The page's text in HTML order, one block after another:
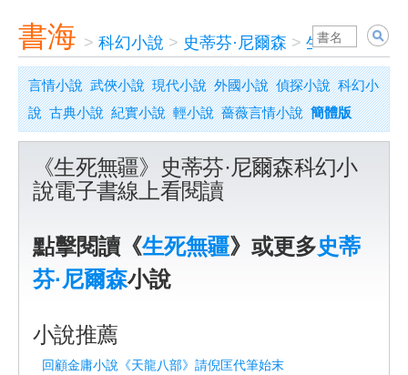
書海 > 科幻小說 > 史蒂芬·尼爾森 > 生死無疆
言情小說 武俠小說 現代小說 外國小說 偵探小說 科幻小
說 古典小說 紀實小說 輕小說 薔薇言情小說 簡體版
《生死無疆》史蒂芬·尼爾森科幻小
說電子書線上看閱讀
點擊閱讀《生死無疆》或更多史蒂
芬·尼爾森小說
小說推薦
回顧金庸小說《天龍八部》請倪匡代筆始末